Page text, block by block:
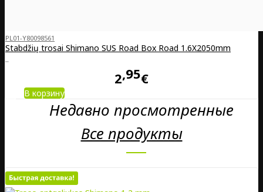
PL01-Y80098561
Stabdžių trosai Shimano SUS Road Box Road 1.6X2050mm
..
2 95€
В корзину
Недавно просмотренные
Все продукты